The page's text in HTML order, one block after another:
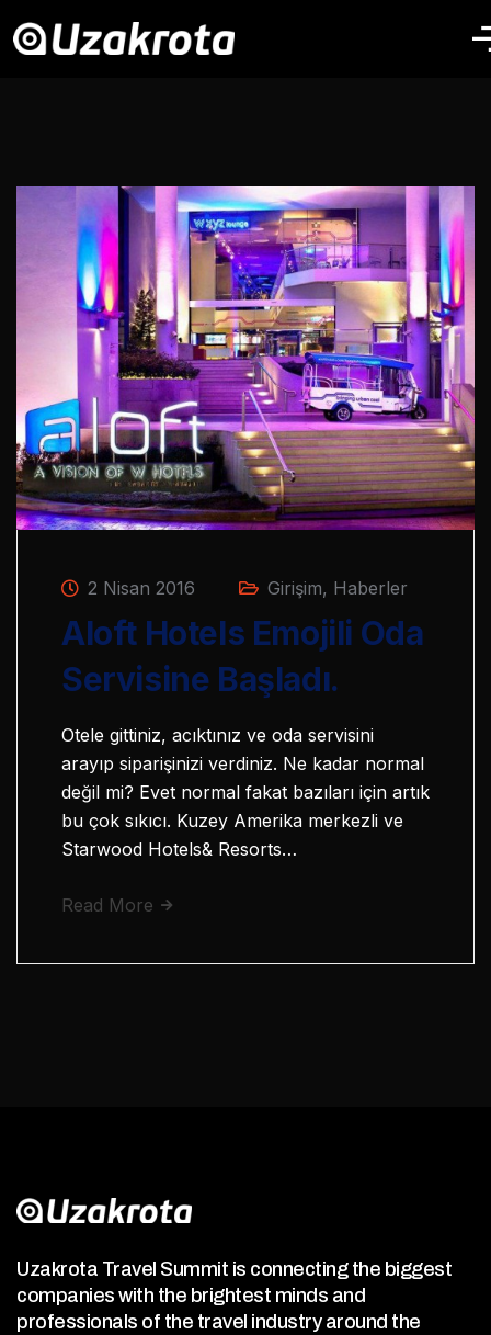
2 Nisan 2016 Girişim, Haberler
Aloft Hotels Emojili Oda
Servisine Başladı.
Otele gittiniz, acıktınız ve oda servisini
arayıp siparişinizi verdiniz. Ne kadar normal
değil mi? Evet normal fakat bazıları için artık
bu çok sıkıcı. Kuzey Amerika merkezli ve
Starwood Hotels& Resorts…
Read More
Uzakrota Travel Summit is connecting the biggest
companies with the brightest minds and
professionals of the travel industry around the